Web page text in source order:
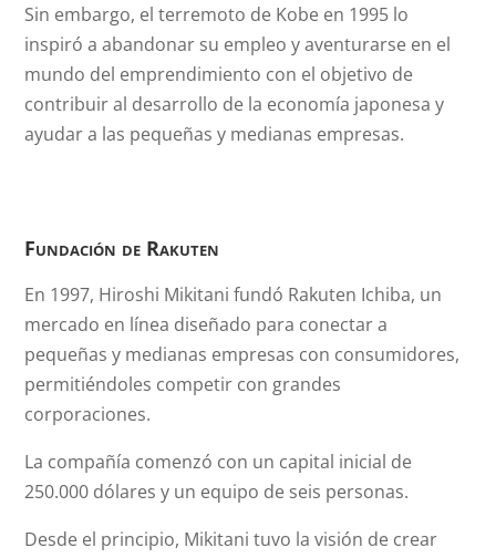
Sin embargo, el terremoto de Kobe en 1995 lo
inspiró a abandonar su empleo y aventurarse en el
mundo del emprendimiento con el objetivo de
contribuir al desarrollo de la economía japonesa y
ayudar a las pequeñas y medianas empresas.
Fundación de Rakuten
En 1997, Hiroshi Mikitani fundó Rakuten Ichiba, un
mercado en línea diseñado para conectar a
pequeñas y medianas empresas con consumidores,
permitiéndoles competir con grandes
corporaciones.
La compañía comenzó con un capital inicial de
250.000 dólares y un equipo de seis personas.
Desde el principio, Mikitani tuvo la visión de crear